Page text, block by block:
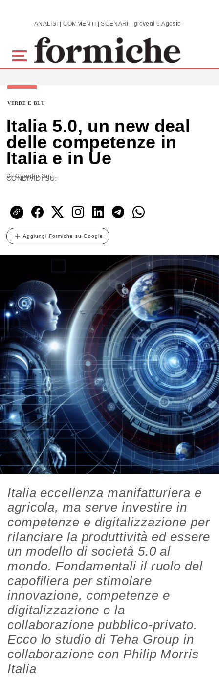
Skip to main content ANALISI | COMMENTI | SCENARI - giovedì 6 Agosto 2026
VERDE E BLU
Italia 5.0, un new deal
delle competenze in
Italia e in Ue
DiClaudio Sirti
CONDIVIDI SU:
Aggiungi Formiche su Google
Italia eccellenza manifatturiera e
agricola, ma serve investire in
competenze e digitalizzazione per
rilanciare la produttività ed essere
un modello di società 5.0 al
mondo. Fondamentali il ruolo del
capofiliera per stimolare
innovazione, competenze e
digitalizzazione e la
collaborazione pubblico-privato.
Ecco lo studio di Teha Group in
collaborazione con Philip Morris
Italia